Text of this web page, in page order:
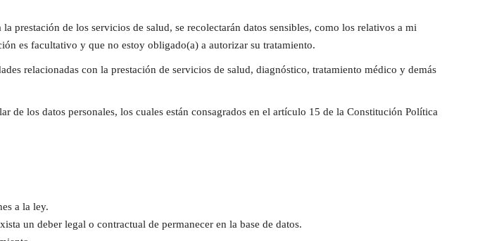
prestación de los servicios de salud, se recolectarán datos sensibles, como los relativos a mi
es facultativo y que no estoy obligado(a) a autorizar su tratamiento.
relacionadas con la prestación de servicios de salud, diagnóstico, tratamiento médico y demás
de los datos personales, los cuales están consagrados en el artículo 15 de la Constitución Política
a la ley.
un deber legal o contractual de permanecer en la base de datos.